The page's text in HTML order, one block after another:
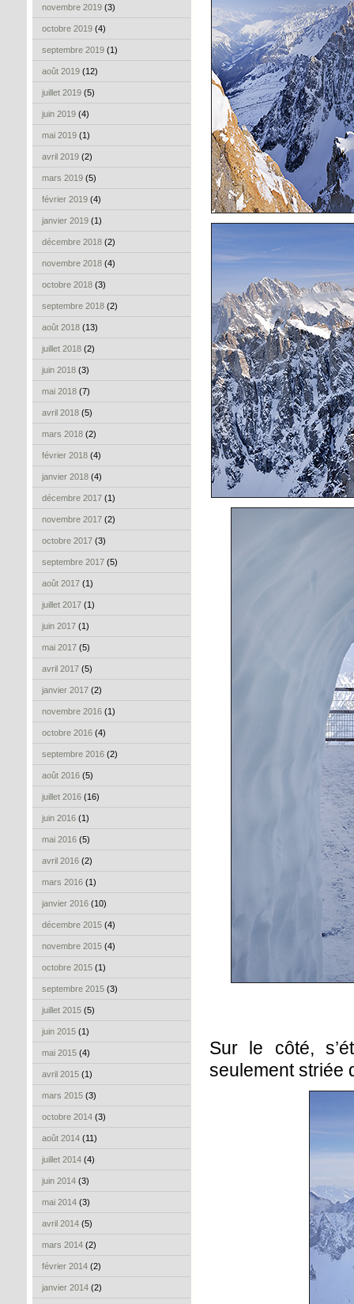
novembre 2019 (3)
octobre 2019 (4)
septembre 2019 (1)
août 2019 (12)
juillet 2019 (5)
juin 2019 (4)
mai 2019 (1)
avril 2019 (2)
mars 2019 (5)
février 2019 (4)
janvier 2019 (1)
décembre 2018 (2)
novembre 2018 (4)
octobre 2018 (3)
septembre 2018 (2)
août 2018 (13)
juillet 2018 (2)
juin 2018 (3)
mai 2018 (7)
avril 2018 (5)
mars 2018 (2)
février 2018 (4)
janvier 2018 (4)
décembre 2017 (1)
novembre 2017 (2)
octobre 2017 (3)
septembre 2017 (5)
août 2017 (1)
juillet 2017 (1)
juin 2017 (1)
mai 2017 (5)
avril 2017 (5)
janvier 2017 (2)
novembre 2016 (1)
octobre 2016 (4)
septembre 2016 (2)
août 2016 (5)
juillet 2016 (16)
juin 2016 (1)
mai 2016 (5)
avril 2016 (2)
mars 2016 (1)
janvier 2016 (10)
décembre 2015 (4)
novembre 2015 (4)
octobre 2015 (1)
septembre 2015 (3)
juillet 2015 (5)
juin 2015 (1)
mai 2015 (4)
avril 2015 (1)
mars 2015 (3)
octobre 2014 (3)
août 2014 (11)
juillet 2014 (4)
juin 2014 (3)
mai 2014 (3)
avril 2014 (5)
mars 2014 (2)
février 2014 (2)
janvier 2014 (2)
Sur le côté,
seulement striée